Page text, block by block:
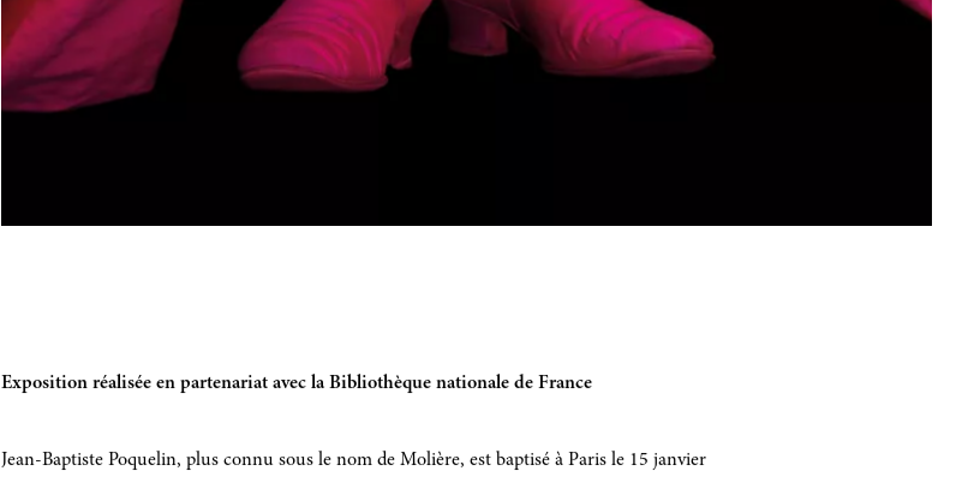
Exposition réalisée en partenariat avec la Bibliothèque nationale de France
Jean-Baptiste Poquelin, plus connu sous le nom de Molière, est baptisé à Paris le 15 janvier